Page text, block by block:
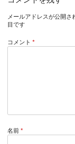
メールアドレスが公開さ
目です
コメント *
名前 *